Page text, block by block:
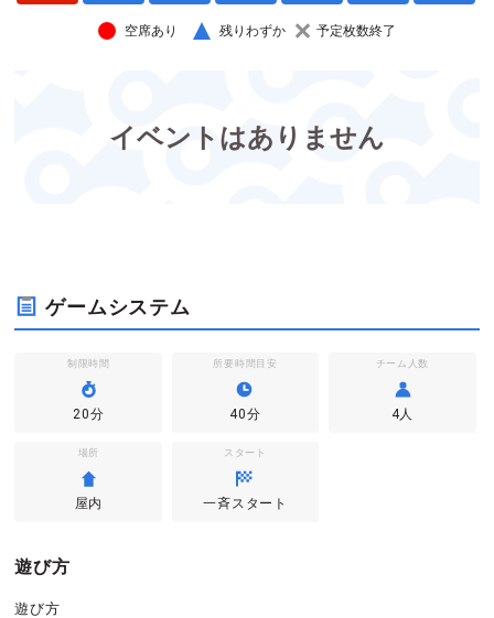
空席あり 残りわずか 予定枚数終了
イベントはありません
ゲームシステム
制限時間
20分
所要時間目安
40分
チーム人数
4人
場所
屋内
スタート
一斉スタート
遊び方
遊び方